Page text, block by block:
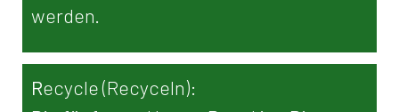
werden.
Recycle (Recyceln):